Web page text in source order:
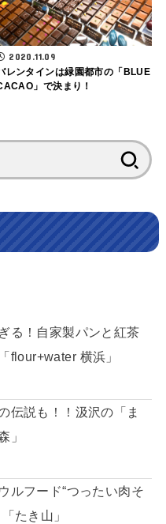
2020.11.09
レンタインは緑園都市の「BLUE
」で決まり！
る！自家製パンと紅茶
flour+water 横浜」
伝説も！！汲沢の「ま
」
ルフード“つったい肉そ
たき山」